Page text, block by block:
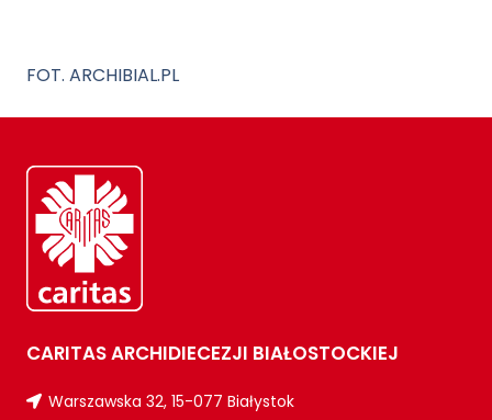
FOT. ARCHIBIAL.PL
CARITAS ARCHIDIECEZJI BIAŁOSTOCKIEJ
Warszawska 32, 15-077 Białystok